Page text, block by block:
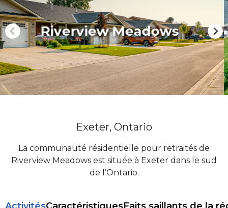
Riverview
Exeter, Ontario
La communauté résidentielle pour retraités de
Riverview Meadows est située à Exeter dans le sud
de l’Ontario.